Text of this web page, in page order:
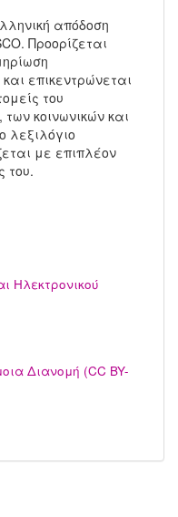
απόδοση
Προορίζεται
επικεντρώνεται
του
κοινωνικών και
λεξιλόγιο
με επιπλέον
του.
Ηλεκτρονικού
Διανομή (CC BY-